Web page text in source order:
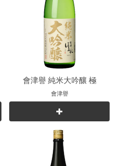
會津譽 純米大吟釀 極
會津譽